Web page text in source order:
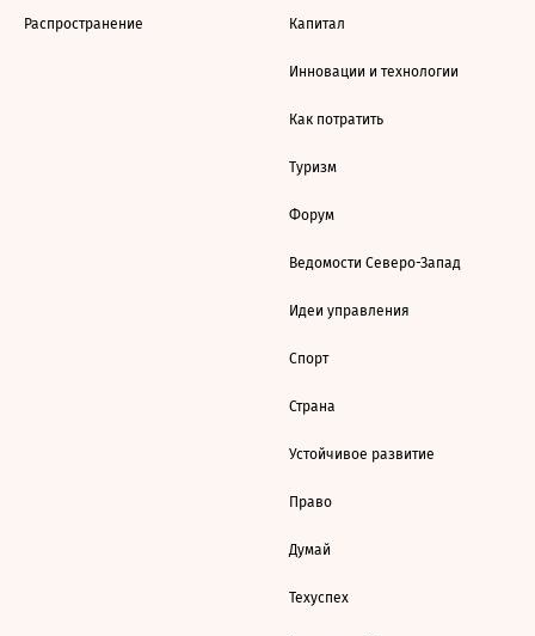
Распространение Капитал
Инновации и технологии
Как потратить
Туризм
Форум
Ведомости Северо-Запад
Идеи управления
Спорт
Страна
Устойчивое развитие
Право
Думай
Техуспех